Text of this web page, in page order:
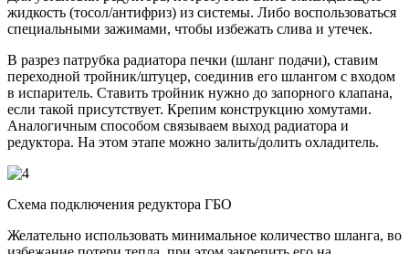
жидкость (тосол/антифриз) из системы. Либо воспользоваться
специальными зажимами, чтобы избежать слива и утечек.
В разрез патрубка радиатора печки (шланг подачи), ставим
переходной тройник/штуцер, соединив его шлангом с входом
в испаритель. Ставить тройник нужно до запорного клапана,
если такой присутствует. Крепим конструкцию хомутами.
Аналогичным способом связываем выход радиатора и
редуктора. На этом этапе можно залить/долить охладитель.
Схема подключения редуктора ГБО
Желательно использовать минимальное количество шланга, во